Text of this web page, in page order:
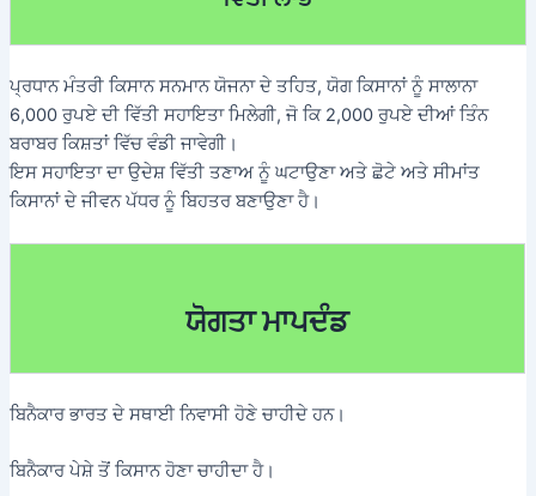
ਪ੍ਰਧਾਨ ਮੰਤਰੀ ਕਿਸਾਨ ਸਨਮਾਨ ਯੋਜਨਾ ਦੇ ਤਹਿਤ, ਯੋਗ ਕਿਸਾਨਾਂ ਨੂੰ ਸਾਲਾਨਾ
6,000 ਰੁਪਏ ਦੀ ਵਿੱਤੀ ਸਹਾਇਤਾ ਮਿਲੇਗੀ, ਜੋ ਕਿ 2,000 ਰੁਪਏ ਦੀਆਂ ਤਿੰਨ
ਬਰਾਬਰ ਕਿਸ਼ਤਾਂ ਵਿੱਚ ਵੰਡੀ ਜਾਵੇਗੀ।
ਇਸ ਸਹਾਇਤਾ ਦਾ ਉਦੇਸ਼ ਵਿੱਤੀ ਤਣਾਅ ਨੂੰ ਘਟਾਉਣਾ ਅਤੇ ਛੋਟੇ ਅਤੇ ਸੀਮਾਂਤ
ਕਿਸਾਨਾਂ ਦੇ ਜੀਵਨ ਪੱਧਰ ਨੂੰ ਬਿਹਤਰ ਬਣਾਉਣਾ ਹੈ।
ਯੋਗਤਾ ਮਾਪਦੰਡ
ਬਿਨੈਕਾਰ ਭਾਰਤ ਦੇ ਸਥਾਈ ਨਿਵਾਸੀ ਹੋਣੇ ਚਾਹੀਦੇ ਹਨ।
ਬਿਨੈਕਾਰ ਪੇਸ਼ੇ ਤੋਂ ਕਿਸਾਨ ਹੋਣਾ ਚਾਹੀਦਾ ਹੈ।